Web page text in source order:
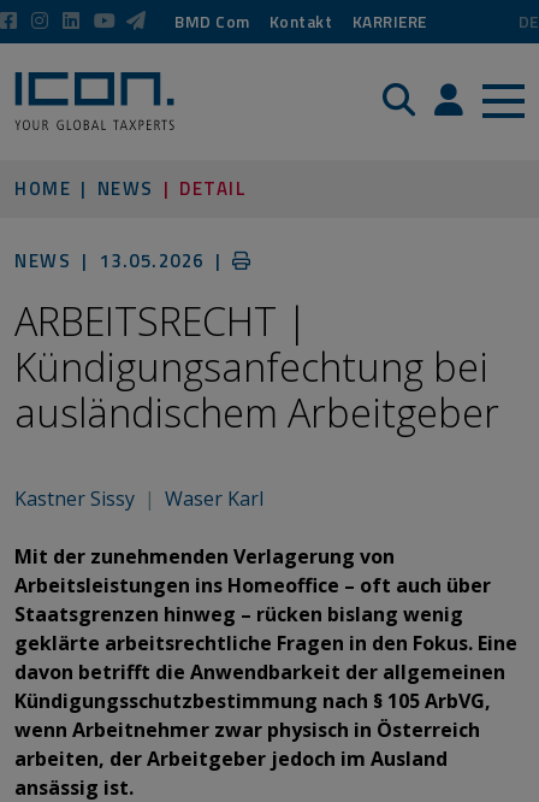
BMD Com Kontakt KARRIERE DE
Suche Login /
HOME NEWS DETAIL
NEWS | 13.05.2026 |
ARBEITSRECHT |
Kündigungsanfechtung bei
ausländischem Arbeitgeber
Kastner Sissy | Waser Karl
Mit der zunehmenden Verlagerung von
Arbeitsleistungen ins Homeoffice – oft auch über
Staatsgrenzen hinweg – rücken bislang wenig
geklärte arbeitsrechtliche Fragen in den Fokus. Eine
davon betrifft die Anwendbarkeit der allgemeinen
Kündigungsschutzbestimmung nach § 105 ArbVG,
wenn Arbeitnehmer zwar physisch in Österreich
arbeiten, der Arbeitgeber jedoch im Ausland
ansässig ist.